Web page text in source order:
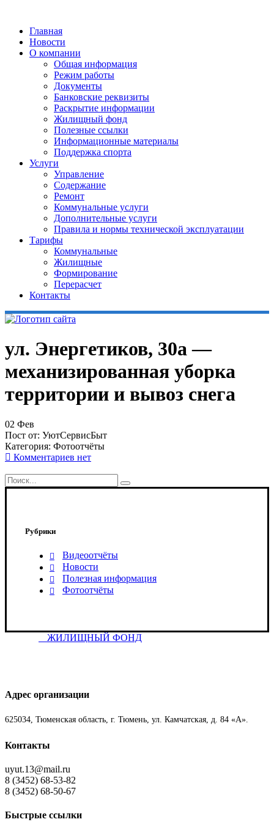
Главная
Новости
О компании
Общая информация
Режим работы
Документы
Банковские реквизиты
Раскрытие информации
Жилищный фонд
Полезные ссылки
Информационные материалы
Поддержка спорта
Услуги
Управление
Содержание
Ремонт
Коммунальные услуги
Дополнительные услуги
Правила и нормы технической эксплуатации
Тарифы
Коммунальные
Жилищные
Формирование
Перерасчет
Контакты
ул. Энергетиков, 30а —
механизированная уборка
территории и вывоз снега
02 Фев
Пост от: УютСервисБыт
Категория: Фотоотчёты
Комментариев нет
Рубрики
Видеоотчёты
Новости
Полезная информация
Фотоотчёты
ЖИЛИЩНЫЙ ФОНД
Адрес организации
625034, Тюменская область, г. Тюмень, ул. Камчатская, д. 84 «А».
Контакты
uyut.13@mail.ru
8 (3452) 68-53-82
8 (3452) 68-50-67
Быстрые ссылки